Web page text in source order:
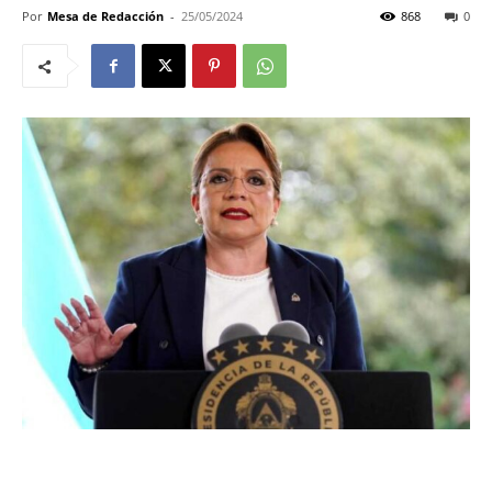
Por Mesa de Redacción - 25/05/2024 0
868